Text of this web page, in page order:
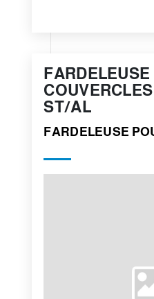
FARDELEUSE
COUVERCLES
ST/AL
FARDELEUSE